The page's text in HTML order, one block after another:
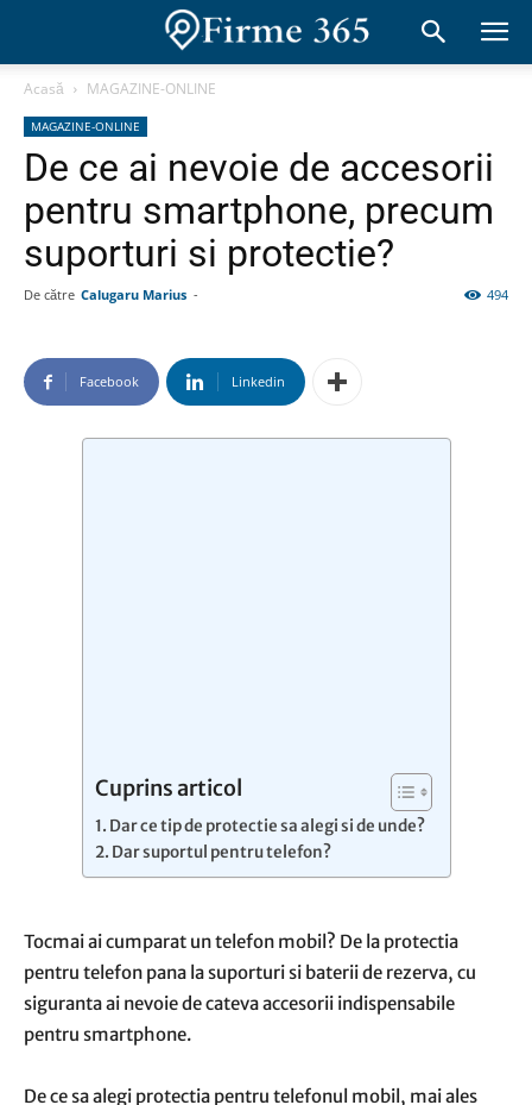
Acasă MAGAZINE-ONLINE
MAGAZINE-ONLINE
De ce ai nevoie de accesorii
pentru smartphone, precum
suporturi si protectie?
De către Calugaru Marius - 494
Facebook Linkedin
Cuprins articol
Dar ce tip de protectie sa alegi si de unde?
Dar suportul pentru telefon?
Tocmai ai cumparat un telefon mobil? De la protectia
pentru telefon pana la suporturi si baterii de rezerva, cu
siguranta ai nevoie de cateva accesorii indispensabile
pentru smartphone.
De ce sa alegi protectia pentru telefonul mobil, mai ales